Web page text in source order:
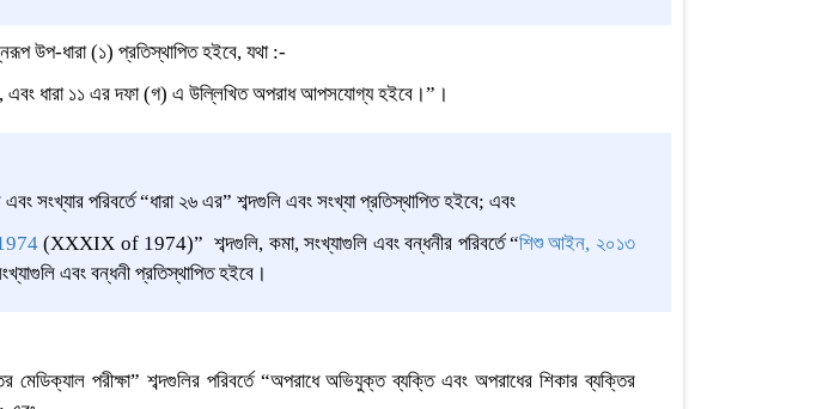
উপ-ধারা (১) প্রতিস্থাপিত হইবে, যথা :-
এবং ধারা ১১ এর দফা (গ) এ উল্লিখিত অপরাধ আপসযোগ্য হইবে।”।
সংখ্যার পরিবর্তে “ধারা ২৬ এর” শব্দগুলি এবং সংখ্যা প্রতিস্থাপিত হইবে; এবং
(XXXIX of 1974)” শব্দগুলি, কমা, সংখ্যাগুলি এবং বন্ধনীর পরিবর্তে “শিশু আইন, ২০১৩
এবং বন্ধনী প্রতিস্থাপিত হইবে।
মেডিক্যাল পরীক্ষা” শব্দগুলির পরিবর্তে “অপরাধে অভিযুক্ত ব্যক্তি এবং অপরাধের শিকার ব্যক্তির